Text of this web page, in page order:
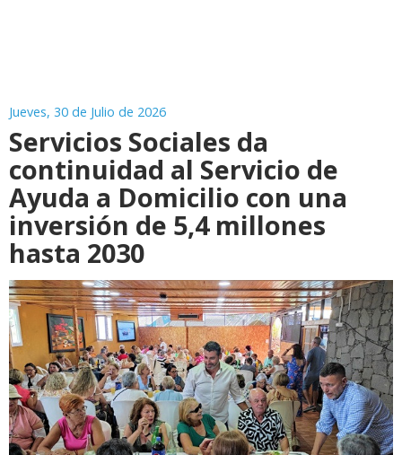
Jueves, 30 de Julio de 2026
Servicios Sociales da
continuidad al Servicio de
Ayuda a Domicilio con una
inversión de 5,4 millones
hasta 2030